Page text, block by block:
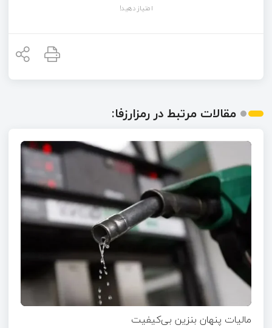
امتیاز دهید!
مقالات مرتبط در رمزارزفا:
مالیات پنهان بنزین بی‌کیفیت